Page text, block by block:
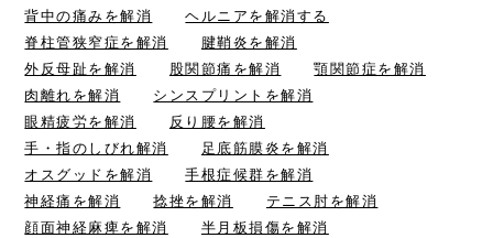
背中の痛みを解消
ヘルニアを解消する
脊柱管狭窄症を解消
腱鞘炎を解消
外反母趾を解消
股関節痛を解消
顎関節症を解消
肉離れを解消
シンスプリントを解消
眼精疲労を解消
反り腰を解消
手・指のしびれ解消
足底筋膜炎を解消
オスグッドを解消
手根症候群を解消
神経痛を解消
捻挫を解消
テニス肘を解消
顔面神経麻痺を解消
半月板損傷を解消